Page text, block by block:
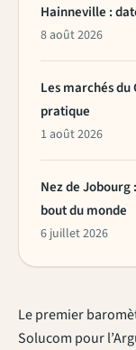
Le premier
Solucom pour
Hainneville :
8 août 2026
Les marchés
pratique
1 août 2026
Nez de
bout du monde
6 juillet 2026